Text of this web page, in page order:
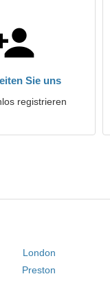
Sie uns
registrieren
London
Preston